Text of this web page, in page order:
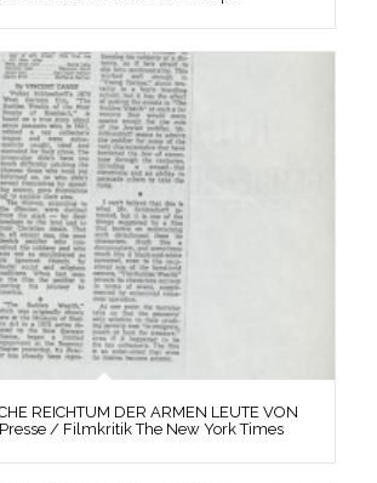
REICHTUM DER ARMEN LEUTE VON
/ Filmkritik The New York Times